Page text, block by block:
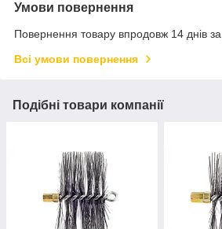
Умови повернення
Повернення товару впродовж 14 днів
Всі умови повернення
Подібні товари компанії